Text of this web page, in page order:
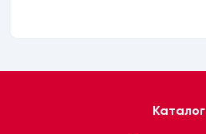
Каталог